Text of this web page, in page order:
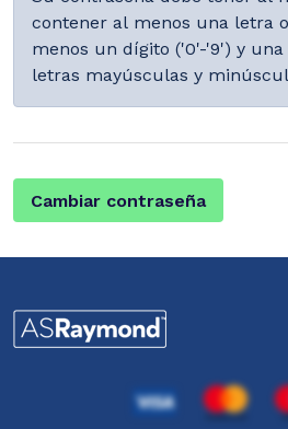
contener al menos una letra
menos un dígito ('0'-'9') y
letras mayúsculas y
Cambiar contraseña